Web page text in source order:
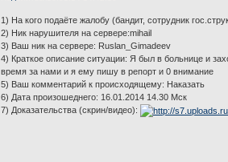
1) На кого подаёте жалобу (бандит, сотрудник
2) Ник нарушителя на сервере:mihail
3) Ваш ник на сервере: Ruslan_Gimadeev
4) Краткое описание ситуации: Я был в больнице и
время за нами и я ему пишу в репорт и 0 внимание
5) Ваш комментарий к происходящему: Наказать
6) Дата произошеднего: 16.01.2014 14.30 Мск
7) Доказательства (скрин/видео):